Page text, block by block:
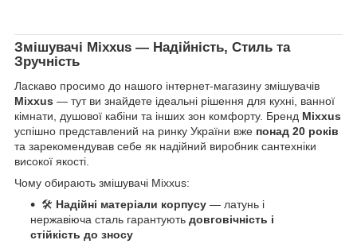
Змішувачі Mixxus — Надійність, Стиль та
Зручність
Ласкаво просимо до нашого інтернет-магазину змішувачів
Mixxus — тут ви знайдете ідеальні рішення для кухні, ванної
кімнати, душової кабіни та інших зон комфорту. Бренд Mixxus
успішно представлений на ринку України вже понад 20 років
та зарекомендував себе як надійний виробник сантехніки
високої якості.
Чому обирають змішувачі Mixxus:
🛠 Надійні матеріали корпусу — латунь і
нержавіюча сталь гарантують довговічність і
стійкість до зносу